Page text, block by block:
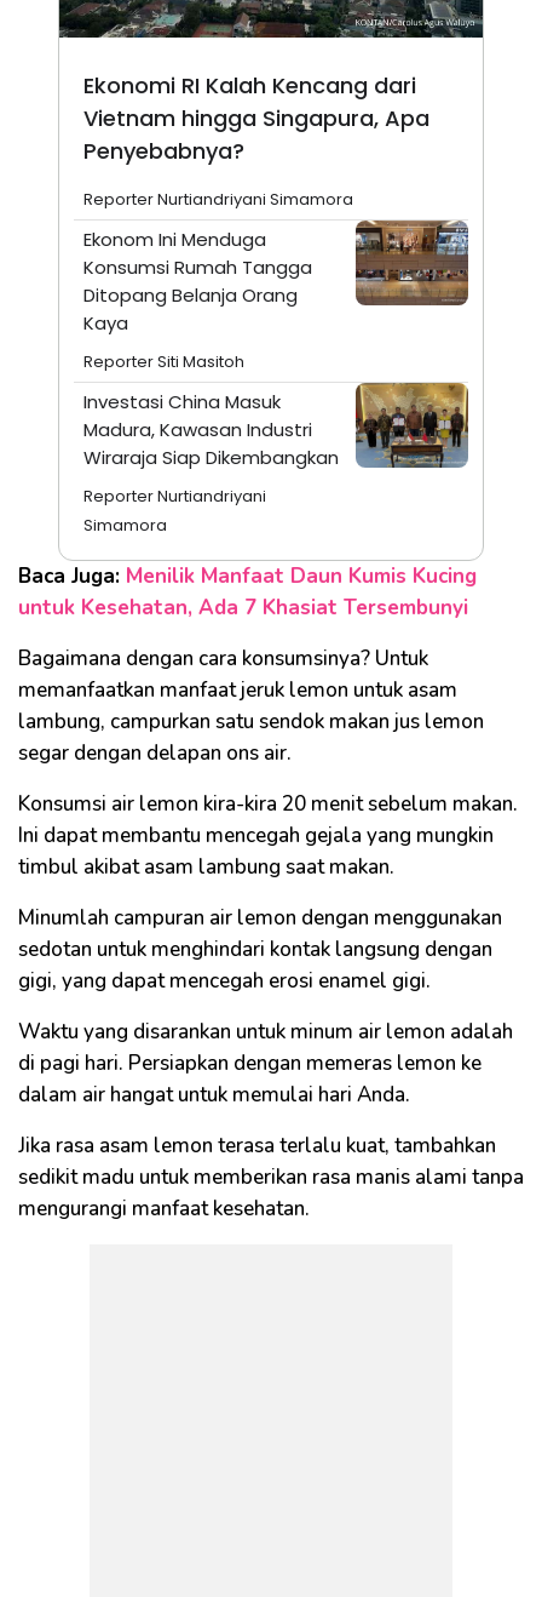
Ekonomi RI Kalah Kencang dari
Vietnam hingga Singapura, Apa
Penyebabnya?
Reporter Nurtiandriyani Simamora
Ekonom Ini Menduga
Konsumsi Rumah Tangga
Ditopang Belanja Orang
Kaya
Reporter Siti Masitoh
Investasi China Masuk
Madura, Kawasan Industri
Wiraraja Siap Dikembangkan
Reporter Nurtiandriyani
Simamora
Baca Juga: Menilik Manfaat Daun Kumis Kucing
untuk Kesehatan, Ada 7 Khasiat Tersembunyi
Bagaimana dengan cara konsumsinya? Untuk
memanfaatkan manfaat jeruk lemon untuk asam
lambung, campurkan satu sendok makan jus lemon
segar dengan delapan ons air.
Konsumsi air lemon kira-kira 20 menit sebelum makan.
Ini dapat membantu mencegah gejala yang mungkin
timbul akibat asam lambung saat makan.
Minumlah campuran air lemon dengan menggunakan
sedotan untuk menghindari kontak langsung dengan
gigi, yang dapat mencegah erosi enamel gigi.
Waktu yang disarankan untuk minum air lemon adalah
di pagi hari. Persiapkan dengan memeras lemon ke
dalam air hangat untuk memulai hari Anda.
Jika rasa asam lemon terasa terlalu kuat, tambahkan
sedikit madu untuk memberikan rasa manis alami tanpa
mengurangi manfaat kesehatan.